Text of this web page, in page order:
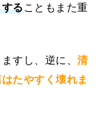
ることもまた重
すし、逆に、 清
たやすく壊れま